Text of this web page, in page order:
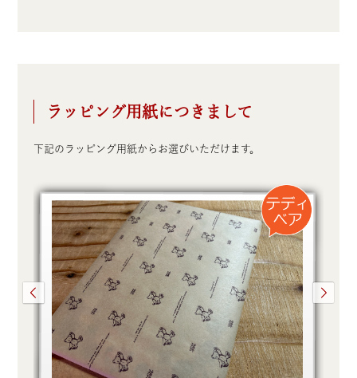
ラッピング用紙につきまして
下記のラッピング用紙からお選びいただけます。